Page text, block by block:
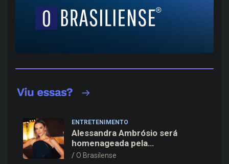
ENTRETENIMENTO
Alessandra Ambrósio será
homenageada pela
BrazilFoundation no New York
O Brasilense